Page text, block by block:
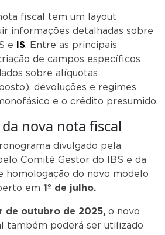
fiscal tem um layout
informações detalhadas sobre
e IS. Entre as principais
de campos específicos
sobre alíquotas
devoluções e regimes
e o crédito presumido.
nova nota fiscal
divulgado pela
Comitê Gestor do IBS e da
homologação do novo modelo
em 1º de julho.
de outubro de 2025, o novo
também poderá ser utilizado